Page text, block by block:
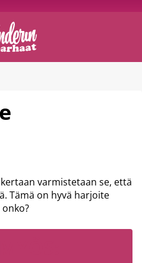
varmistetaan se, että
Tämä on hyvä harjoite